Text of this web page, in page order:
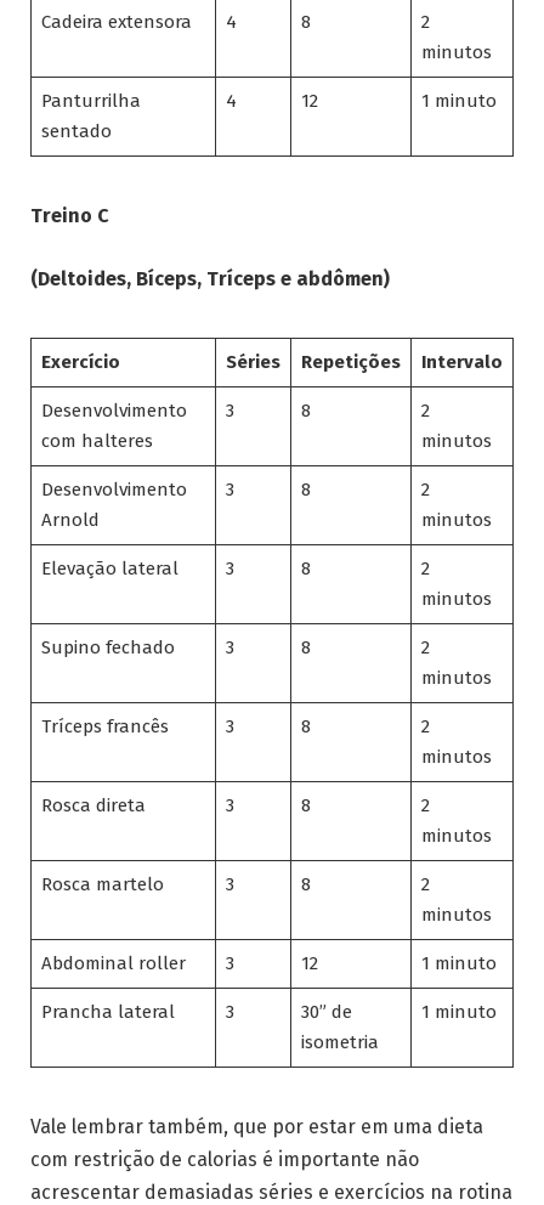
Cadeira extensora 4 8
2
minutos
Panturrilha
sentado
4 12 1 minuto
Treino C
(Deltoides, Bíceps, Tríceps e abdômen)
Exercício Séries Repetições Intervalo
Desenvolvimento
com halteres
3 8
2
minutos
Desenvolvimento
Arnold
3 8
2
minutos
Elevação lateral 3 8
2
minutos
Supino fechado 3 8
2
minutos
Tríceps francês 3 8
2
minutos
Rosca direta 3 8
2
minutos
Rosca martelo 3 8
2
minutos
Abdominal roller 3 12 1 minuto
Prancha lateral 3
30” de
isometria
1 minuto
Vale lembrar também, que por estar em uma dieta
com restrição de calorias é importante não
acrescentar demasiadas séries e exercícios na rotina